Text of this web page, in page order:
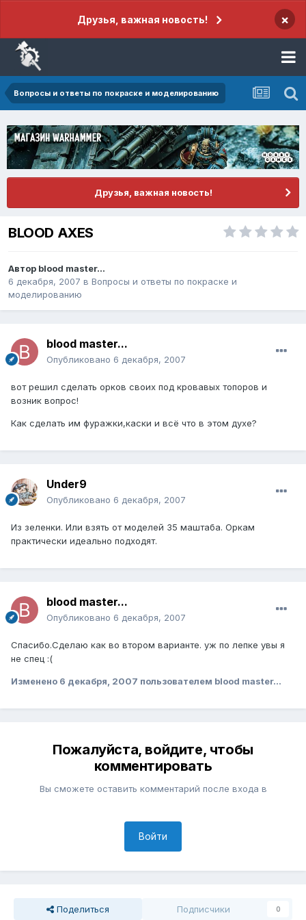
Друзья, важная новость! ×
Вопросы и ответы по покраске и моделированию
Друзья, важная новость!
BLOOD AXES
Автор blood master...
6 декабря, 2007 в Вопросы и ответы по покраске и
моделированию
blood master...
Опубликовано 6 декабря, 2007
вот решил сделать орков своих под кровавых топоров и
возник вопрос!
Как сделать им фуражки,каски и всё что в этом духе?
Under9
Опубликовано 6 декабря, 2007
Из зеленки. Или взять от моделей 35 маштаба. Оркам
практически идеально подходят.
blood master...
Опубликовано 6 декабря, 2007
Спасибо.Сделаю как во втором варианте. уж по лепке увы я
не спец :(
Изменено 6 декабря, 2007 пользователем blood master...
Пожалуйста, войдите, чтобы
комментировать
Вы сможете оставить комментарий после входа в
Войти
Поделиться Подписчики 0